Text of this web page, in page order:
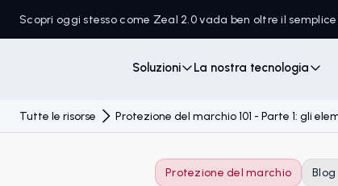
Scopri oggi stesso come Zeal 2.0 vada ben oltre il
Soluzioni La nostra tecnologia
Tutte le risorse Protezione del marchio 101 - Parte 1: gli
Protezione del marchio Blog